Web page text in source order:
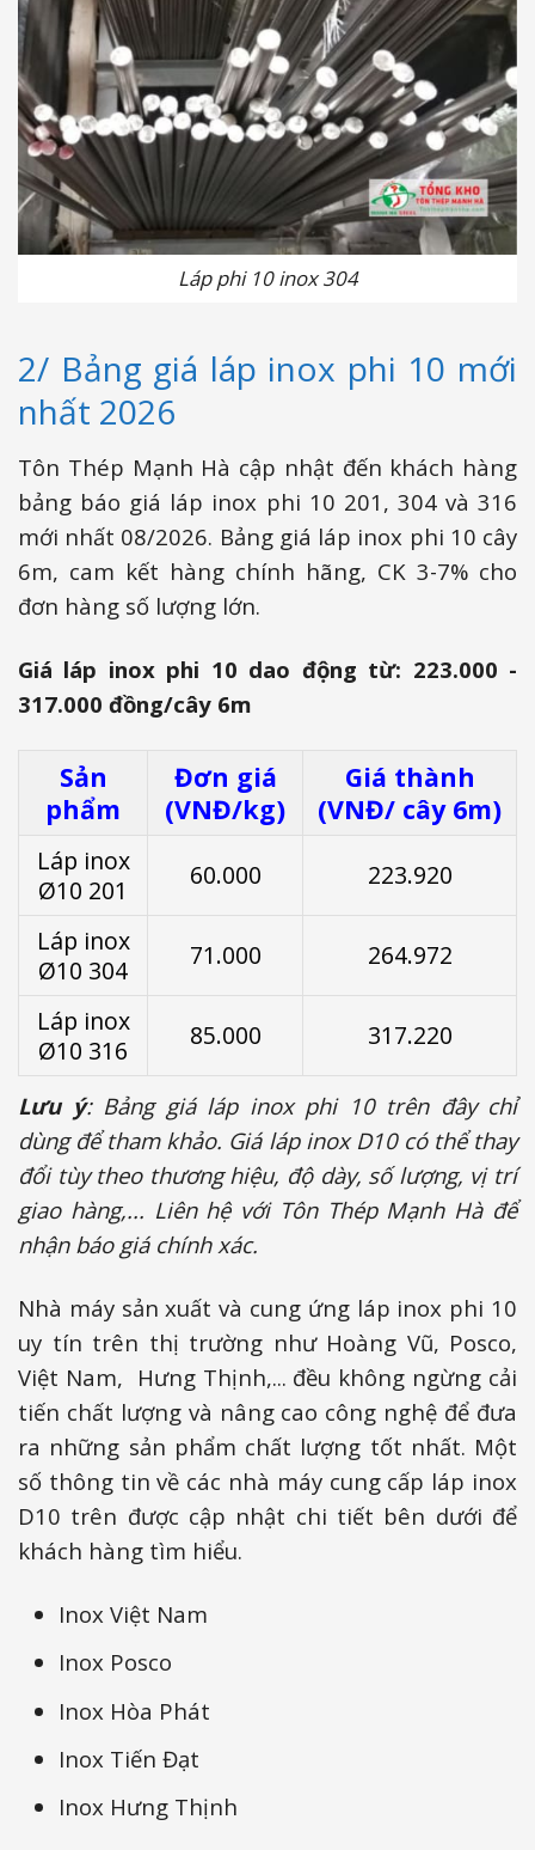
Láp phi 10 inox 304
2/ Bảng giá láp inox phi 10 mới
nhất 2026
Tôn Thép Mạnh Hà cập nhật đến khách hàng
bảng báo giá láp inox phi 10 201, 304 và 316
mới nhất 08/2026. Bảng giá láp inox phi 10 cây
6m, cam kết hàng chính hãng, CK 3-7% cho
đơn hàng số lượng lớn.
Giá láp inox phi 10 dao động từ: 223.000 -
317.000 đồng/cây 6m
Sản
phẩm
Đơn giá
(VNĐ/kg)
Giá thành
(VNĐ/ cây 6m)
Láp inox
Ø10 201
60.000 223.920
Láp inox
Ø10 304
71.000 264.972
Láp inox
Ø10 316
85.000 317.220
Lưu ý: Bảng giá láp inox phi 10 trên đây chỉ
dùng để tham khảo. Giá láp inox D10 có thể thay
đổi tùy theo thương hiệu, độ dày, số lượng, vị trí
giao hàng,... Liên hệ với Tôn Thép Mạnh Hà để
nhận báo giá chính xác.
Nhà máy sản xuất và cung ứng láp inox phi 10
uy tín trên thị trường như Hoàng Vũ, Posco,
Việt Nam, Hưng Thịnh,... đều không ngừng cải
tiến chất lượng và nâng cao công nghệ để đưa
ra những sản phẩm chất lượng tốt nhất. Một
số thông tin về các nhà máy cung cấp láp inox
D10 trên được cập nhật chi tiết bên dưới để
khách hàng tìm hiểu.
Inox Việt Nam
Inox Posco
Inox Hòa Phát
Inox Tiến Đạt
Inox Hưng Thịnh